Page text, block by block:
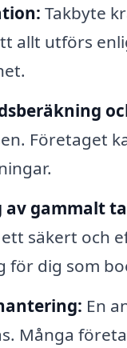
Takbyte
allt utförs
Företaget
av gammalt
säkert och
för dig som
En
Många